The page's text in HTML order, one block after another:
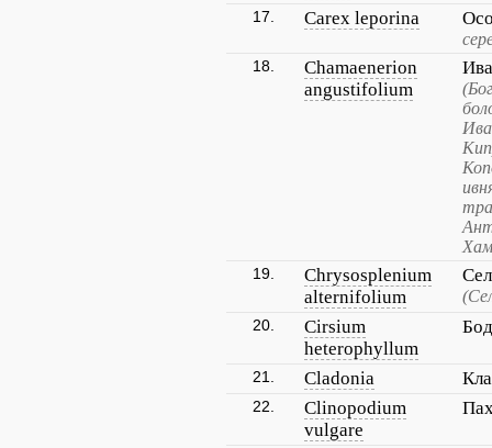
17. Carex leporina
18.
Chamaenerion
angustifolium
19.
Chrysosplenium
alternifolium
20.
Cirsium
heterophyllum
21. Cladonia
22.
Clinopodium
vulgare